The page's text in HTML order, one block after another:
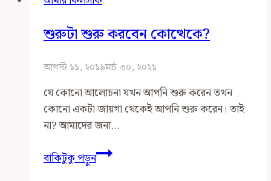
শুরুটা শুরু করবেন কোত্থেকে?
আগস্ট ১১, ২০১৯মার্চ ৩০, ২০২১
যে কোনো আলোচনা যখন আপনি শুরু করেন তখন
কোনো একটা জায়গা থেকেই আপনি শুরু করেন। তাই
না? আমাদের জন্য…
বাকিটুকু পড়ুনশুরুটা
শুরু